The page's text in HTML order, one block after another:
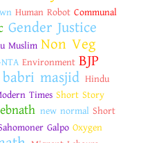
Human Robot Communal
Gender Justice
Muslim Non Veg
Environment BJP
babri masjid Hindu
Times Short Story
new normal Short
Galpo Oxygen